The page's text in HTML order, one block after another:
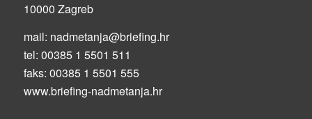
10000 Zagreb
mail: nadmetanja@briefing.hr
tel: 00385 1 5501 511
faks: 00385 1 5501 555
www.briefing-nadmetanja.hr